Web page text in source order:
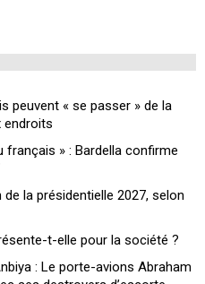
peuvent « se passer » de la
endroits
français » : Bardella confirme
la présidentielle 2027, selon
t-elle pour la société ?
: Le porte-avions Abraham